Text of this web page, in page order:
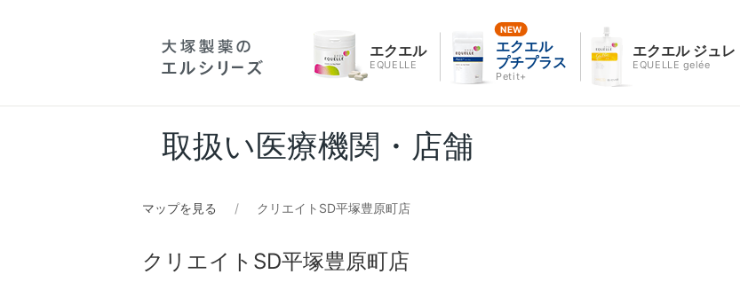
エクエル
EQUELLE
エクエル
プチプラス
Petit+
エクエル ジュレ
EQUELLE gelée
取扱い医療機関・店舗
マップを見る クリエイトSD平塚豊原町店
クリエイトSD平塚豊原町店